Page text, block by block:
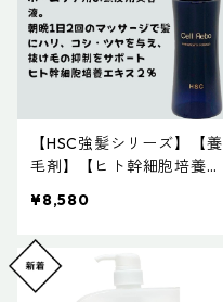
【HSC強髪シリーズ】【養
毛剤】【ヒト幹細胞培養エ
60mL
¥8,580